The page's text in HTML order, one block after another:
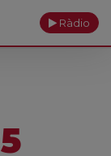
Ràdio